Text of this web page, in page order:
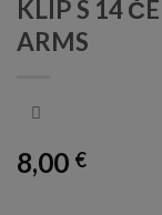
KLIP S 14
ARMS
8,00 €